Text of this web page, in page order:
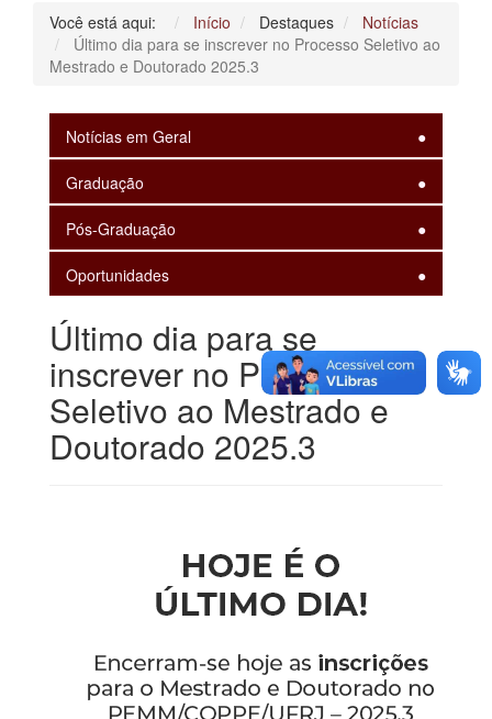
Você está aqui: Início Destaques
Notícias
Último dia para se inscrever no Processo Seletivo ao
Mestrado e Doutorado 2025.3
Notícias em Geral
Graduação
Pós-Graduação
Oportunidades
Último dia para se
inscrever no Processo
Seletivo ao Mestrado e
Doutorado 2025.3